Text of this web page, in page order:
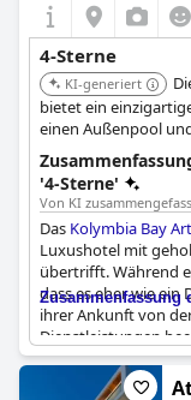
4-Sterne
KI-generiert
bietet ein
einen Außenpool
für Paare oder
Erholung suchen.
'4-Sterne'
Von KI
Das Kolymbia Bay
Luxushotel mit
übertrifft. Während
dass es eher wie ein
ihrer Ankunft von
Dienstleistungen
luxuriöses Ziel für
suchen. Während
Zusammenfassung